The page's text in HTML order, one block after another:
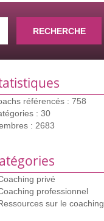
RECHERCHE
référencés : 758
: 30
: 2683
privé
professionnel
sur le coaching